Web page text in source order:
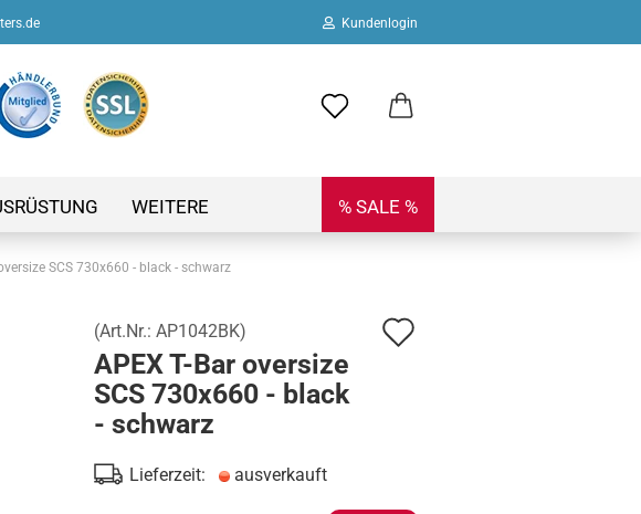
Kundenlogin
Passwort
Konto erstellen
Passwort vergessen?
% SALE %
WEITERE
SCS 730x660 - black - schwarz
(Art.Nr.: AP1042BK)
APEX T-Bar oversize
SCS 730x660 - black
- schwarz
Lieferzeit: ausverkauft